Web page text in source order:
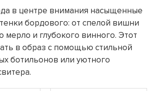
в центре внимания насыщенные
бордового: от спелой вишни
мерло и глубокого винного. Этот
в образ с помощью стильной
ботильонов или уютного